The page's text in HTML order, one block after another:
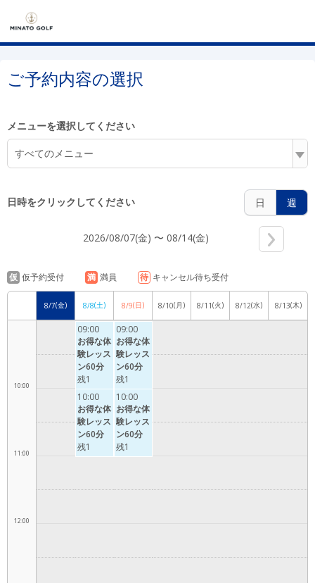
ご予約内容の選択
メニューを選択してください
すべてのメニュー
日時をクリックしてください 日 週
2026/08/07(金) 〜 08/14(金)
仮 仮予約受付 満 満員 待 キャンセル待ち受付
8/7(金) 8/8(土) 8/9(日) 8/10(月) 8/11(火) 8/12(水) 8/13(木)
5:00
9:00
10:00
11:00
12:00
09:00
お得な体
験レッス
ン60分
残1
10:00
お得な体
験レッス
ン60分
残1
09:00
お得な体
験レッス
ン60分
残1
10:00
お得な体
験レッス
ン60分
残1